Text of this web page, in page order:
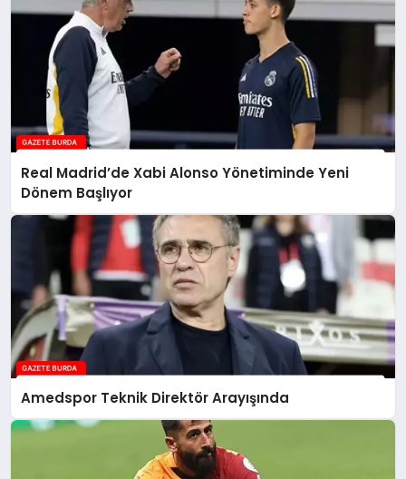
Real Madrid’de Xabi Alonso Yönetiminde Yeni
Dönem Başlıyor
Amedspor Teknik Direktör Arayışında